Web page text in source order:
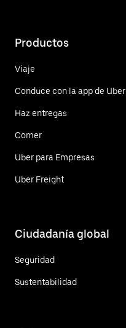
Productos
Viaje
Conduce con la app de Uber
Haz entregas
Comer
Uber para Empresas
Uber Freight
Ciudadanía global
Seguridad
Sustentabilidad